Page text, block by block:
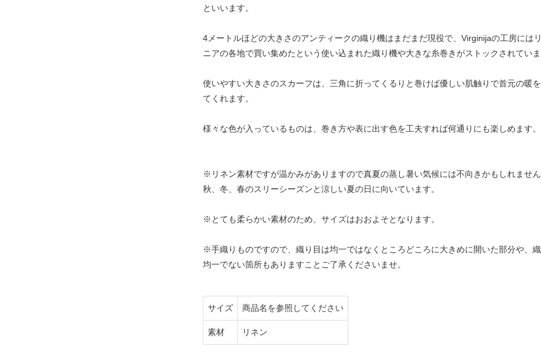
といいます。
4メートルほどの大きさのアンティークの織り機はまだまだ現役で、Virginijaの工房には
ニアの各地で買い集めたという使い込まれた織り機や大きな糸巻きがストックされていま
使いやすい大きさのスカーフは、三角に折ってくるりと巻けば優しい肌触りで首元の暖
てくれます。
様々な色が入っているものは、巻き方や表に出す色を工夫すれば何通りにも楽しめます。
※リネン素材ですが温かみがありますので真夏の蒸し暑い気候には不向きかもしれません
秋、冬、春のスリーシーズンと涼しい夏の日に向いています。
※とても柔らかい素材のため、サイズはおおよそとなります。
※手織りものですので、織り目は均一ではなくところどころに大きめに開いた部分や、
均一でない箇所もありますことご了承くださいませ。
サイズ 商品名を参照してください
素材 リネン